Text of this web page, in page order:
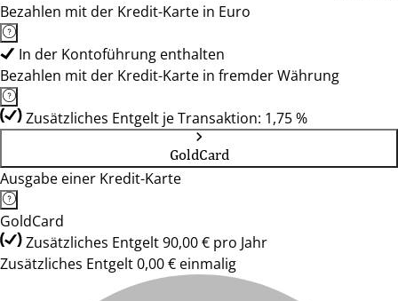
Bezahlen mit der Kredit-Karte in Euro
In der Kontoführung enthalten
Bezahlen mit der Kredit-Karte in fremder Währung
Zusätzliches Entgelt je Transaktion: 1,75 %
GoldCard
Ausgabe einer Kredit-Karte
GoldCard
Zusätzliches Entgelt 90,00 € pro Jahr
Zusätzliches Entgelt 0,00 € einmalig